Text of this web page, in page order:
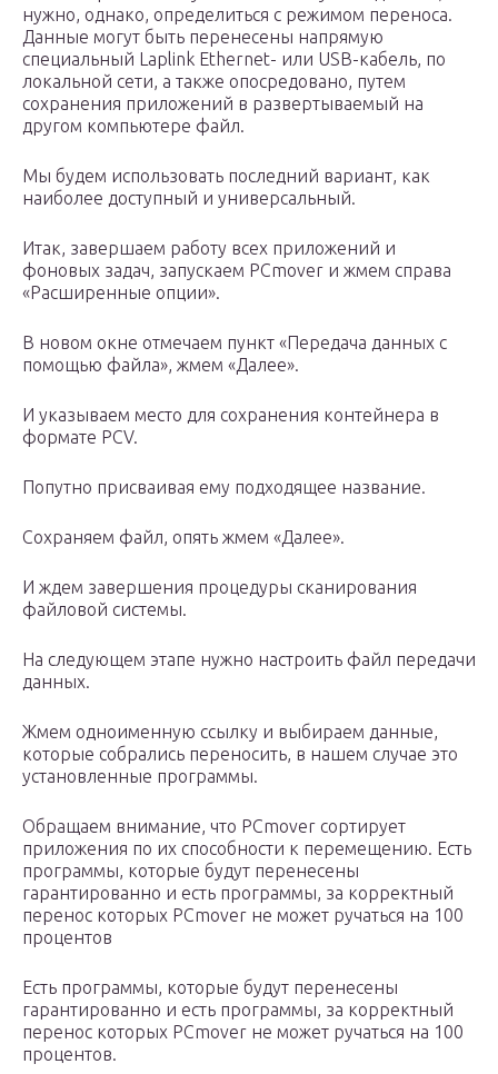
нужно, однако, определиться c режимом переноса.
Данные могут быть перенесены напрямую
специальный Laplink Ethernet- или USB-кабель, по
локальной сети, а также опосредовано, путем
сохранения приложений в развертываемый на
другом компьютере файл.
Мы будем использовать последний вариант, как
наиболее доступный и универсальный.
Итак, завершаем работу всех приложений и
фоновых задач, запускаем PCmover и жмем справа
«Расширенные опции».
В новом окне отмечаем пункт «Передача данных с
помощью файла», жмем «Далее».
И указываем место для сохранения контейнера в
формате PCV.
Попутно присваивая ему подходящее название.
Сохраняем файл, опять жмем «Далее».
И ждем завершения процедуры сканирования
файловой системы.
На следующем этапе нужно настроить файл передачи
данных.
Жмем одноименную ссылку и выбираем данные,
которые собрались переносить, в нашем случае это
установленные программы.
Обращаем внимание, что PCmover сортирует
приложения по их способности к перемещению. Есть
программы, которые будут перенесены
гарантированно и есть программы, за корректный
перенос которых PCmover не может ручаться на 100
процентов
Есть программы, которые будут перенесены
гарантированно и есть программы, за корректный
перенос которых PCmover не может ручаться на 100
процентов.